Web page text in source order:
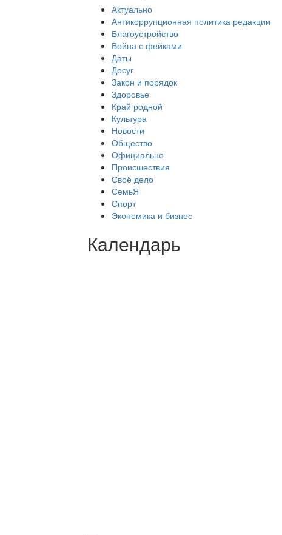
Актуально
Антикоррупционная политика редакции
Благоустройство
Война с фейками
Даты
Досуг
Закон и порядок
Здоровье
Край родной
Культура
Новости
Общество
Официально
Происшествия
Своё дело
СемьЯ
Спорт
Экономика и бизнес
Календарь